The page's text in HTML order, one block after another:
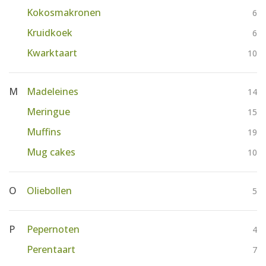
Kokosmakronen 6
Kruidkoek 6
Kwarktaart 10
M Madeleines 14
Meringue 15
Muffins 19
Mug cakes 10
O Oliebollen 5
P Pepernoten 4
Perentaart 7